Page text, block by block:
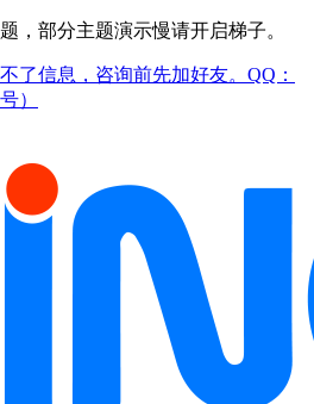
，部分主题演示慢请开启梯子。
了信息，咨询前先加好友。QQ：
）